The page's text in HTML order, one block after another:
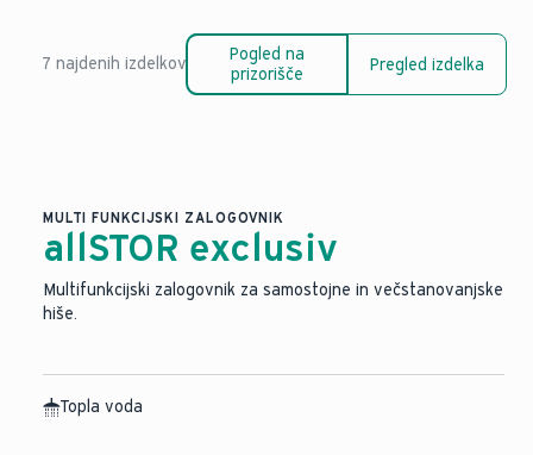
7 najdenih izdelkov
Pogled na
prizorišče
Pregled izdelka
MULTI FUNKCIJSKI ZALOGOVNIK
allSTOR exclusiv
Multifunkcijski zalogovnik za samostojne in večstanovanjske
hiše.
Topla voda